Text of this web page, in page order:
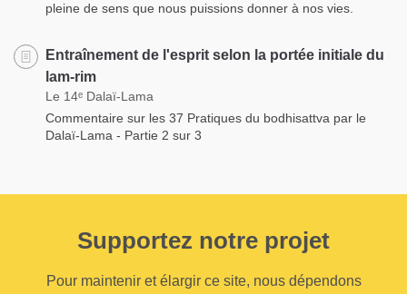
pleine de sens que nous puissions donner à nos vies.
Entraînement de l'esprit selon la portée initiale du
lam-rim
Le 14ᵉ Dalaï-Lama
Commentaire sur les 37 Pratiques du bodhisattva par le
Dalaï-Lama - Partie 2 sur 3
Supportez notre projet
Pour maintenir et élargir ce site, nous dépendons